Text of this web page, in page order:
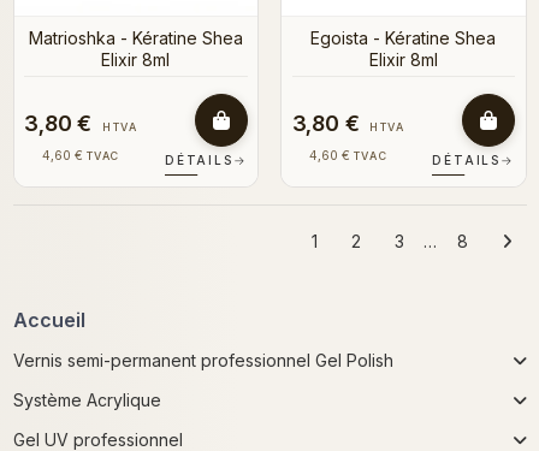
Matrioshka - Kératine Shea
Elixir 8ml
3,80 € HTVA
4,60 € TVAC DÉTAILS →
Egoista - Kératine Shea
Elixir 8ml
3,80 € HTVA
4,60 € TVAC DÉTAILS →
1 2 3 … 8
Accueil
Vernis semi-permanent professionnel Gel Polish
Système Acrylique
Gel UV professionnel